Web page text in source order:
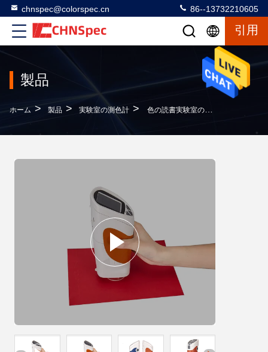
chnspec@colorspec.cn 86--13732210605
引用
製品
ホーム > 製品 > 実験室の測色計 > 色の読書実験室の測色計77x86x210mmの小型の人間工学的の設計